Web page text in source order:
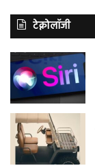
टेक्नोलॉजी